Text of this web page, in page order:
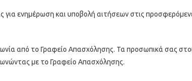
για ενημέρωση και υποβολή αιτήσεων στις
από το Γραφείο Απασχόλησης. Τα προσωπικά σας
με το Γραφείο Απασχόλησης.